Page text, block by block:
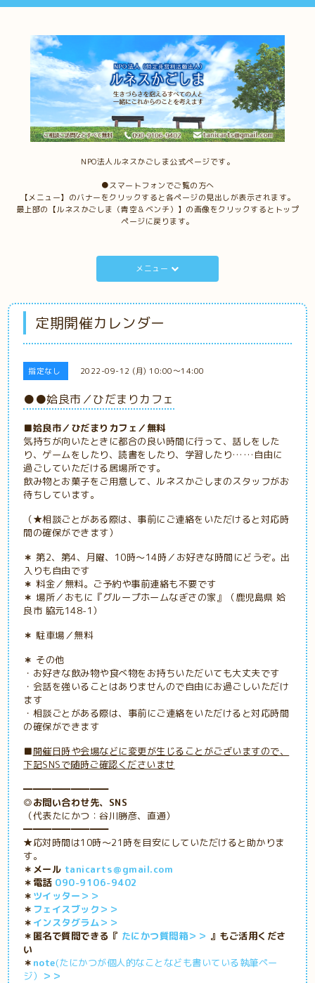
NPO法人ルネスかごしま公式ページです。
●スマートフォンでご覧の方へ
【メニュー】のバナーをクリックすると各ページの見出しが表示されます。
最上部の【ルネスかごしま（青空＆ベンチ）】の画像をクリックするとトップ
ページに戻ります。
メニュー
定期開催カレンダー
指定なし 2022-09-12 (月) 10:00～14:00
●●姶良市／ひだまりカフェ
■姶良市／ひだまりカフェ／無料
気持ちが向いたときに都合の良い時間に行って、話しをした
り、ゲームをしたり、読書をしたり、学習したり……自由に
過ごしていただける居場所です。
飲み物とお菓子をご用意して、ルネスかごしまのスタッフがお
待ちしています。
（★相談ごとがある際は、事前にご連絡をいただけると対応時
間の確保ができます）
＊ 第2、第4、月曜、10時～14時／お好きな時間にどうぞ。出
入りも自由です
＊ 料金／無料。ご予約や事前連絡も不要です
＊ 場所／おもに 『グループホームなぎさの家』（鹿児島県 姶
良市 脇元148-1）
＊ 駐車場／無料
＊ その他
・お好きな飲み物や食べ物をお持ちいただいても大丈夫です
・会話を強いることはありませんので自由にお過ごしいただけ
ます
・ 相談ごとがある際は、事前にご連絡をいただけると対応時間
の確保ができます
■開催日時や会場などに変更が生じることがございますので、
下記SNSで随時ご確認くださいませ
━━━━━━━━━
◎お問い合わせ先、SNS
（代表たにかつ：谷川勝彦、直通）
━━━━━━━━━
★応対時間は10時～21時を目安にしていただけると助かりま
す。
＊メール tanicarts＠gmail.com
＊電話 090-9106-9402
＊ ツイッター＞＞
＊ フェイスブック＞＞
＊ インスタグラム＞＞
＊匿名で質問できる『 たにかつ質問箱＞＞ 』もご活用くださ
い
＊ note(たにかつが個人的なことなども書いている執筆ペー
ジ）
＞＞